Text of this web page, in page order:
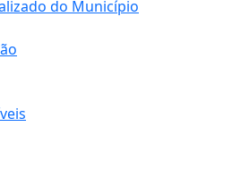
do Município